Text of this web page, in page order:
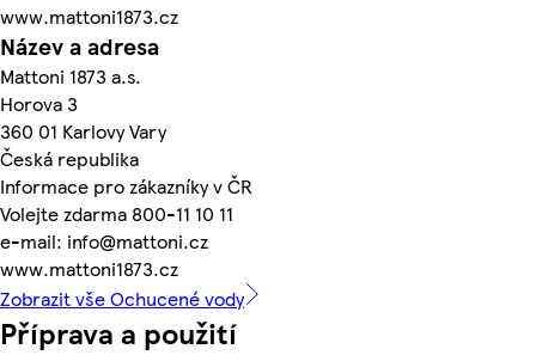
www.mattoni1873.cz
Název a adresa
Mattoni 1873 a.s.
Horova 3
360 01 Karlovy Vary
Česká republika
Informace pro zákazníky v ČR
Volejte zdarma 800-11 10 11
e-mail: info@mattoni.cz
www.mattoni1873.cz
Zobrazit vše Ochucené vody
Příprava a použití